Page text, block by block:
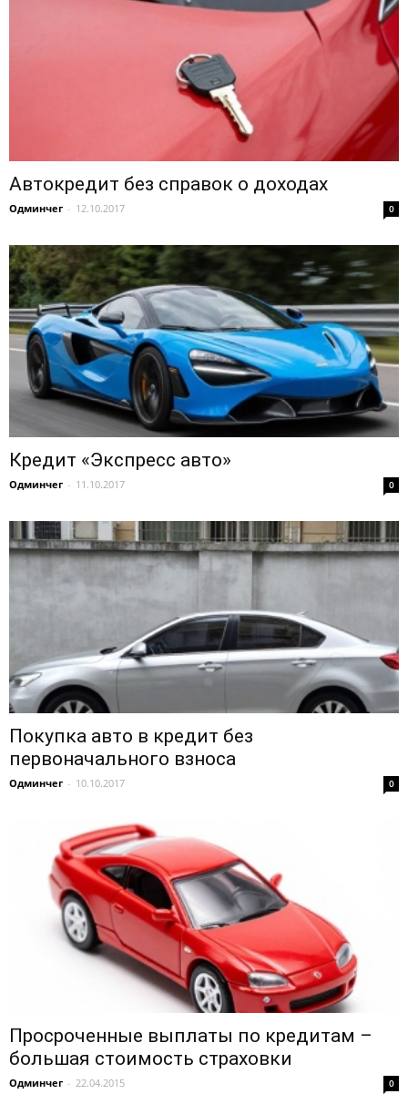
Автокредит без справок о доходах
Одминчег - 12.10.2017 0
Кредит «Экспресс авто»
Одминчег - 11.10.2017 0
Покупка авто в кредит без
первоначального взноса
Одминчег - 10.10.2017 0
Просроченные выплаты по кредитам –
большая стоимость страховки
Одминчег - 22.04.2015 0